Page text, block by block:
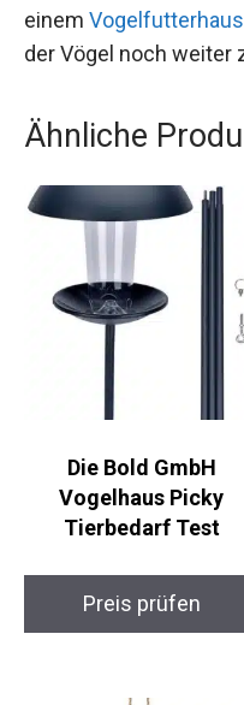
einem Vogelfutterhaus
der Vögel noch weiter
Ähnliche
Die Bold GmbH
Vogelhaus Picky
Tierbedarf Test
Preis prüfen